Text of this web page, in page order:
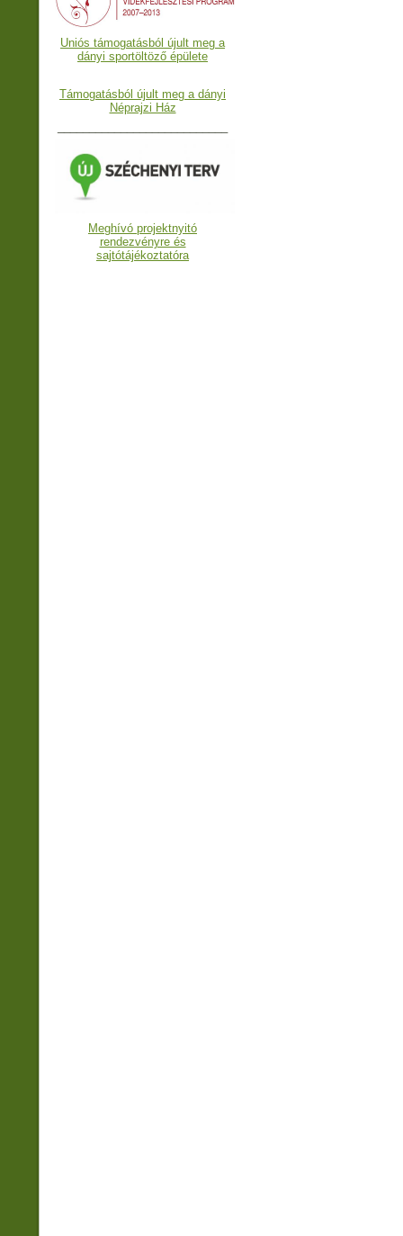
Uniós támogatásból újult meg a
dányi sportöltöző épülete
Támogatásból újult meg a dányi
Néprajzi Ház
Meghívó projektnyitó
rendezvényre és
sajtótájékoztatóra